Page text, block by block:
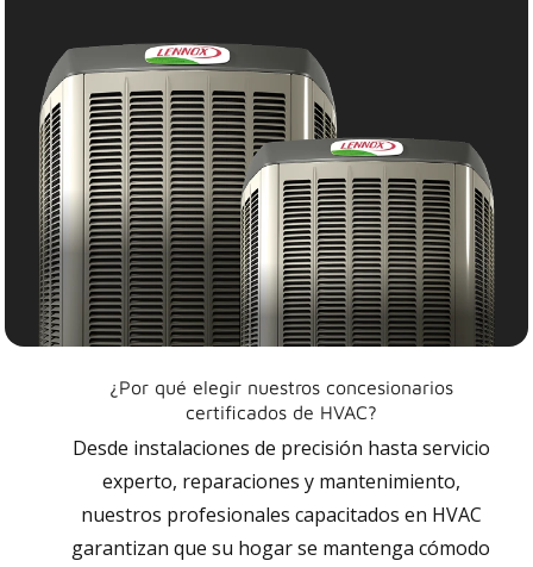
¿Por qué elegir nuestros concesionarios
certificados de HVAC?
Desde instalaciones de precisión hasta servicio
experto, reparaciones y mantenimiento,
nuestros profesionales capacitados en HVAC
garantizan que su hogar se mantenga cómodo